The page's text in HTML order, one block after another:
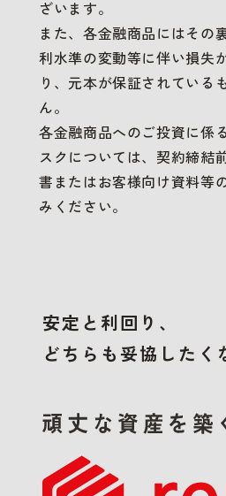
ざいます。
また、各金融商品にはその
利水準の変動等に伴い損失
り、元本が保証されている
ん。
各金融商品へのご投資に係
スクについては、契約締結
書またはお客様向け資料等
みください。
安定と利回り、
どちらも妥協したく